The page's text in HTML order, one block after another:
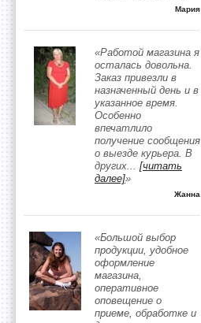
Мария
«Работой магазина я
осталась довольна.
Заказ привезли в
назначенный день и в
указанное время.
Особенно
впечатлило
получение сообщения
о выезде курьера. В
других... [читать
далее]»
Жанна
«Большой выбор
продукции, удобное
оформление
магазина,
оперативное
оповещение о
приеме, обработке и